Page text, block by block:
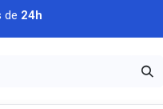
de 24h